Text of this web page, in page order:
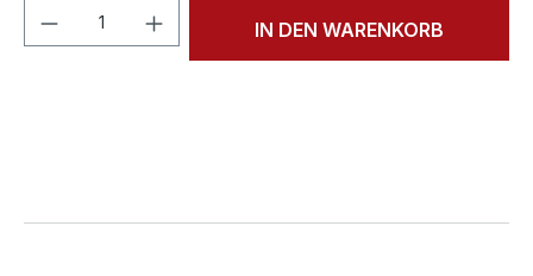
Produkt Anzahl: Gib denIN DEN WARENKORB